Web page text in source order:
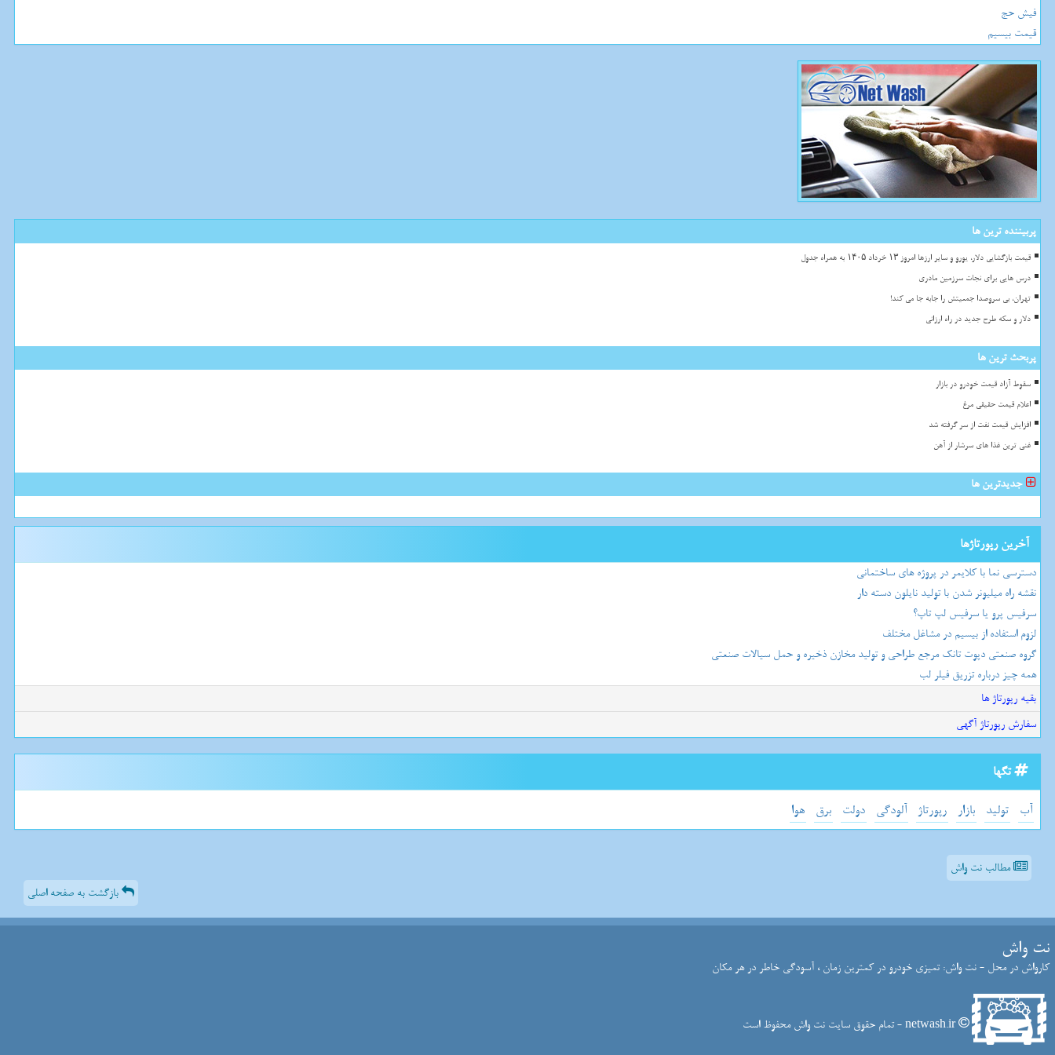
فیش حج
قیمت بیسیم
پربیننده ترین ها
قیمت بازگشایی دلار، یورو و سایر ارزها امروز ۱۳ خرداد ۱۴۰۵ به همراه جدول
درس هایی برای نجات سرزمین مادری
تهران، بی سروصدا جمعیتش را جابه جا می کند!
دلار و سکه طرح جدید در راه ارزانی
پربحث ترین ها
سقوط آزاد قیمت خودرو در بازار
اعلام قیمت حقیقی مرغ
افزایش قیمت نفت از سر گرفته شد
غنی ترین غذا های سرشار از آهن
جدیدترین ها
آخرین رپورتاژها
دسترسی نما با کلایمر در پروژه های ساختمانی
نقشه راه میلیونر شدن با تولید نایلون دسته دار
سرفیس پرو یا سرفیس لپ تاپ؟
لزوم استفاده از بیسیم در مشاغل مختلف
گروه صنعتی دپوت تانک مرجع طراحی و تولید مخازن ذخیره و حمل سیالات صنعتی
همه چیز درباره تزریق فیلر لب
بقیه رپورتاژ ها
سفارش رپورتاژ آگهی
تگها
آب تولید بازار رپورتاژ آلودگی دولت برق هوا
مطالب نت واش
بازگشت به صفحه اصلی
نت واش
کارواش در محل - نت واش: تمیزی خودرو در کمترین زمان ، آسودگی خاطر در هر مکان
netwash.ir - تمام حقوق سایت نت واش محفوظ است